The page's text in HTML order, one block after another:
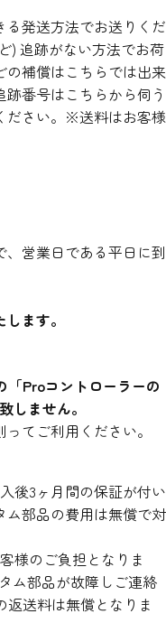
る発送方法でお送りくだ
) 追跡がない方法でお荷
補償はこちらでは出来
番号はこちらから伺う
さい。 ※送料はお客様
営業日である平日に到
ます。
Proコントローラーの
しません。
てご利用ください。
後3ヶ月間の保証が付い
ム部品の費用は無償で対
様のご負担となりま
ム部品が故障しご連絡
返送料は無償となりま